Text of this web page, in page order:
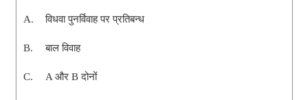
A. विधवा पुनर्विवाह पर प्रतिबन्ध
B. बाल विवाह
C. A और B दोनों